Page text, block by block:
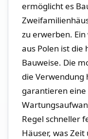
ermöglicht⁣ es
zu ⁣erwerben.
‌aus Polen ist die
Bauweise. Die​
⁢die
garantieren‍
Regel schneller
Häuser, was